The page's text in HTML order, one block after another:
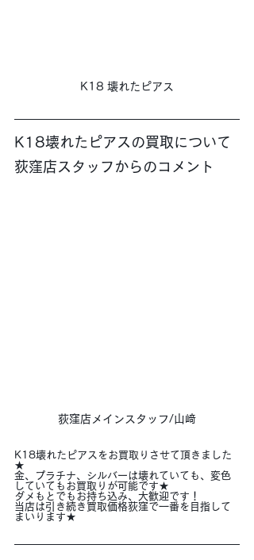
K18 壊れたピアス
K18壊れたピアスの買取について
荻窪店スタッフからのコメント
荻窪店メインスタッフ/山﨑
K18壊れたピアスをお買取りさせて頂きました
★
金、プラチナ、シルバーは壊れていても、変色
していてもお買取りが可能です★
ダメもとでもお持ち込み、大歓迎です！
当店は引き続き買取価格荻窪で一番を目指して
まいります★